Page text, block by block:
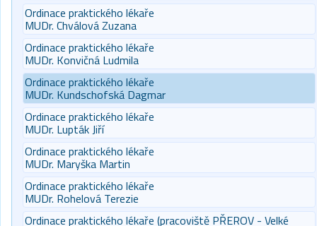
Ordinace praktického lékaře
MUDr. Chválová Zuzana
Ordinace praktického lékaře
MUDr. Konvičná Ludmila
Ordinace praktického lékaře
MUDr. Kundschofská Dagmar
Ordinace praktického lékaře
MUDr. Lupták Jiří
Ordinace praktického lékaře
MUDr. Maryška Martin
Ordinace praktického lékaře
MUDr. Rohelová Terezie
Ordinace praktického lékaře (pracoviště PŘEROV - Velké